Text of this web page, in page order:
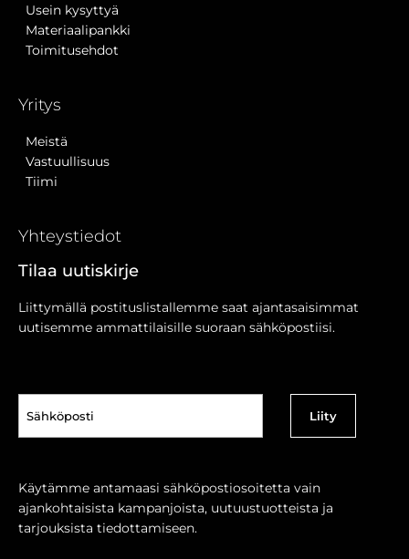
Usein kysyttyä
Materiaalipankki
Toimitusehdot
Yritys
Meistä
Vastuullisuus
Tiimi
Yhteystiedot
Tilaa uutiskirje
Liittymällä postituslistallemme saat ajantasaisimmat
uutisemme ammattilaisille suoraan sähköpostiisi.
(Pakollinen)
Käytämme antamaasi sähköpostiosoitetta vain
ajankohtaisista kampanjoista, uutuustuotteista ja
tarjouksista tiedottamiseen.